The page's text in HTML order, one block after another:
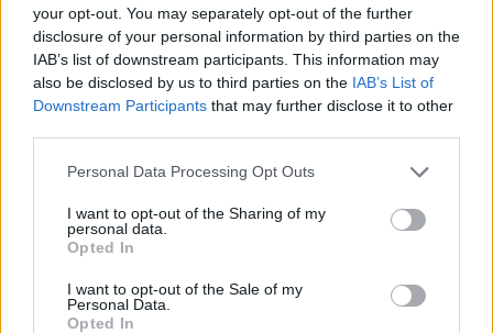
your opt-out. You may separately opt-out of the further
disclosure of your personal information by third parties on the
IAB’s list of downstream participants. This information may
also be disclosed by us to third parties on the IAB’s List of
Downstream Participants that may further disclose it to other
Personal Data Processing Opt Outs
I want to opt-out of the Sharing of my
personal data.
Opted In
I want to opt-out of the Sale of my
Personal Data.
Opted In
In Eccellenza il Legnano calcio
inserito nel girone A lombardo